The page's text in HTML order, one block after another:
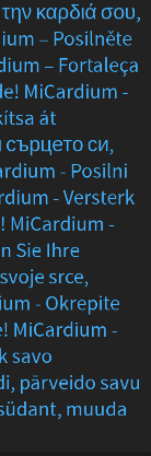
καρδιά σου,
– Posilněte
– Fortaleça
MiCardium -
át
си,
- Posilni
- Versterk
MiCardium -
Sie Ihre
srce,
- Okrepite
MiCardium -
savo
pārveido savu
muuda